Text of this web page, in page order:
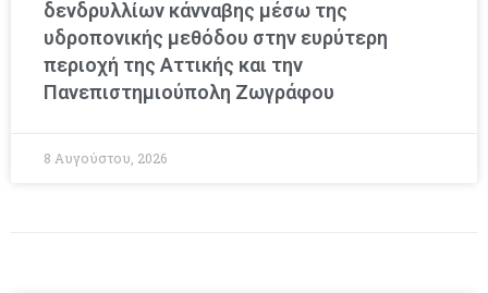
δενδρυλλίων κάνναβης μέσω της
υδροπονικής μεθόδου στην ευρύτερη
περιοχή της Αττικής και την
Πανεπιστημιούπολη Ζωγράφου
8 Αυγούστου, 2026